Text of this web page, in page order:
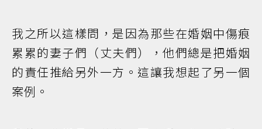
我之所以這樣問，是因為那些在婚姻中傷痕
累累的妻子們（丈夫們），他們總是把婚姻
的責任推給另外一方。這讓我想起了另一個
案例。